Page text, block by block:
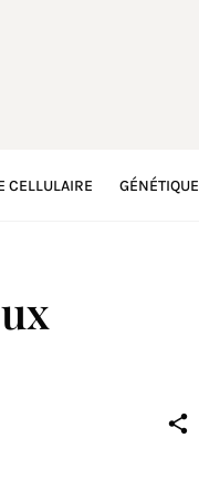
CELLULAIRE GÉNÉTIQUE